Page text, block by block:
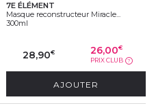
7E ÉLÉMENT
Masque reconstructeur Miracle...
300ml
28,90€ 26,00€
PRIX CLUB ?
AJOUTER